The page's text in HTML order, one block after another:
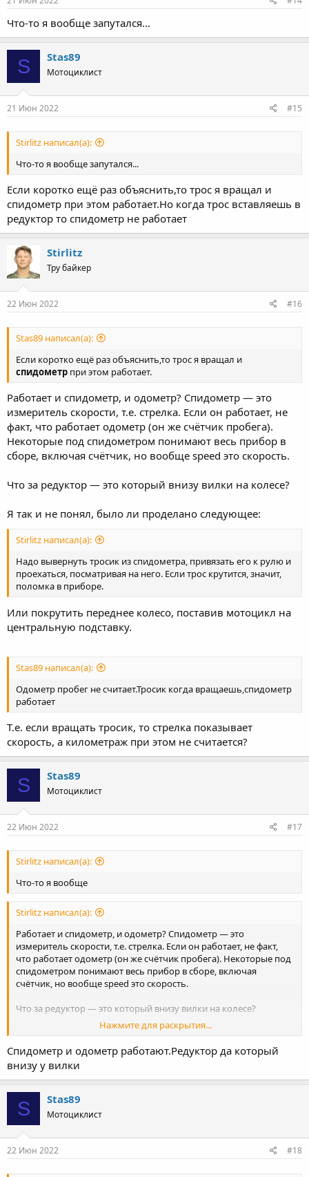
Что-то я вообще запутался...
S Stas89
Мотоциклист
21 Июн 2022 #15
Stirlitz написал(а):
Что-то я вообще запутался...
Если коротко ещё раз объяснить,то трос я вращал и
спидометр при этом работает.Но когда трос вставляешь в
редуктор то спидометр не работает
Stirlitz
Тру байкер
22 Июн 2022 #16
Stas89 написал(а):
Если коротко ещё раз объяснить,то трос я вращал и
спидометр при этом работает.
Работает и спидометр, и одометр? Спидометр — это
измеритель скорости, т.е. стрелка. Если он работает, не
факт, что работает одометр (он же счётчик пробега).
Некоторые под спидометром понимают весь прибор в
сборе, включая счётчик, но вообще speed это скорость.
Что за редуктор — это который внизу вилки на колесе?
Я так и не понял, было ли проделано следующее:
Stirlitz написал(а):
Надо вывернуть тросик из спидометра, привязать его к рулю и
проехаться, посматривая на него. Если трос крутится, значит,
поломка в приборе.
Или покрутить переднее колесо, поставив мотоцикл на
центральную подставку.
Stas89 написал(а):
Одометр пробег не считает.Тросик когда вращаешь,спидометр
работает
Т.е. если вращать тросик, то стрелка показывает
скорость, а километраж при этом не считается?
S Stas89
Мотоциклист
22 Июн 2022 #17
Stirlitz написал(а):
Что-то я вообще
Stirlitz написал(а):
Работает и спидометр, и одометр? Спидометр — это
измеритель скорости, т.е. стрелка. Если он работает, не факт,
что работает одометр (он же счётчик пробега). Некоторые под
спидометром понимают весь прибор в сборе, включая
счётчик, но вообще speed это скорость.
Что за редуктор — это который внизу вилки на колесе?
Я так и не понял, было ли проделано следующее:
Или покрутить переднее колесо, поставив мотоцикл на
центральную подставку.
Т.е. если вращать тросик, то стрелка показывает скорость, а
километраж при этом не считается?
Нажмите для раскрытия...
Спидометр и одометр работают.Редуктор да который
внизу у вилки
S Stas89
Мотоциклист
22 Июн 2022 #18